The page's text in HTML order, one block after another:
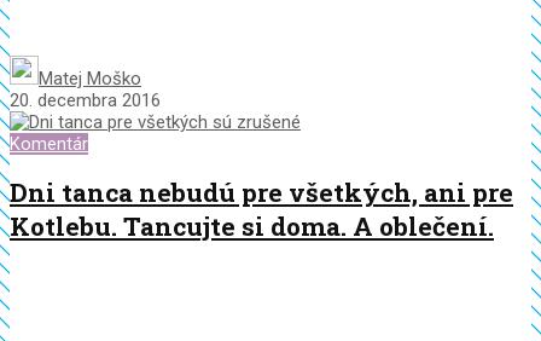
Matej Moško
20. decembra 2016
Komentár
Dni tanca nebudú pre všetkých, ani pre
Kotlebu. Tancujte si doma. A oblečení.